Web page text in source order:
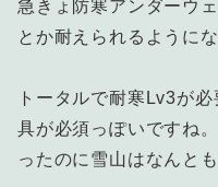
急きょ防寒アンダーウ
とか耐えられるようにな
トータルで耐寒Lv3が
具が必須っぽいですね
ったのに雪山はなんとも